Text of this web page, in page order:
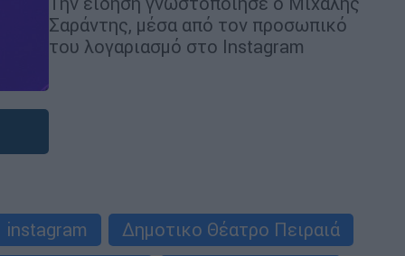
Σαράντης, μέσα από τον προσωπικό
του λογαριασμό στο Instagram
instagram
Δημοτικο Θέατρο Πειραιά